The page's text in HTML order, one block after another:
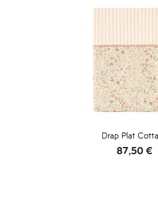
Drap Plat
Prix
87,50 €